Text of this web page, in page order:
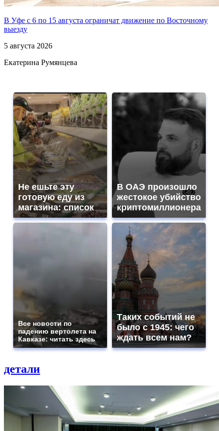
В Уфе с 6 по 15 августа ограничат движение по Восточному
выезду
5 августа 2026
Екатерина Румянцева
Не ешьте эту
готовую еду из
магазина: список
В ОАЭ произошло
жестокое убийство
криптомиллионера
Все новости по
падению вертолета на
Кавказе: читать здесь
Таких событий не
было с 1945: чего
ждать всем нам?
детали